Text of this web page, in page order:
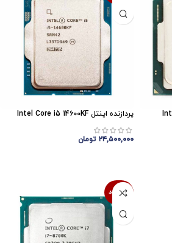
پردازنده اینتل Intel Core i5 14600KF
۲۴,۵۰۰,۰۰۰ تومان
ناموجود